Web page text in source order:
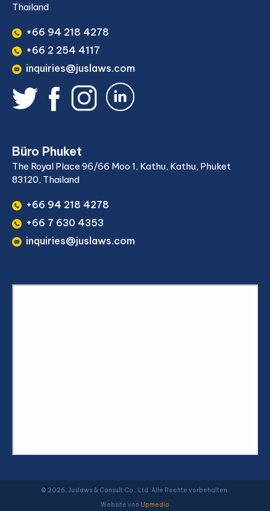
Thailand
+66 94 218 4278
+66 2 254 4117
inquiries@juslaws.com
Büro Phuket
The Royal Place 96/66 Moo 1, Kathu, Kathu, Phuket
83120, Thailand
+66 94 218 4278
+66 7 630 4353
inquiries@juslaws.com
© 2026, Juslaws & Consult Co., Ltd. Alle Rechte vorbehalten.
Website von Upmedio